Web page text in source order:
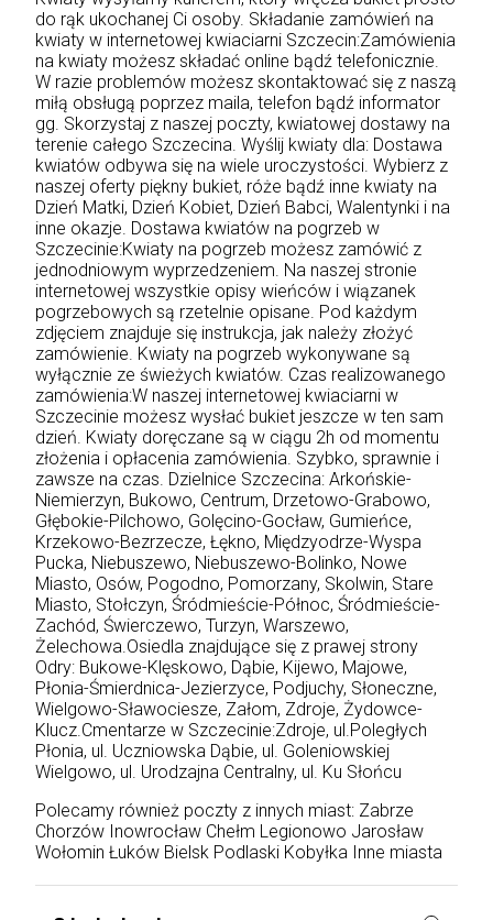
do rąk ukochanej Ci osoby. Składanie zamówień na
kwiaty w internetowej kwiaciarni Szczecin:Zamówienia
na kwiaty możesz składać online bądź telefonicznie.
W razie problemów możesz skontaktować się z naszą
miłą obsługą poprzez maila, telefon bądź informator
gg. Skorzystaj z naszej poczty, kwiatowej dostawy na
terenie całego Szczecina. Wyślij kwiaty dla: Dostawa
kwiatów odbywa się na wiele uroczystości. Wybierz z
naszej oferty piękny bukiet, róże bądź inne kwiaty na
Dzień Matki, Dzień Kobiet, Dzień Babci, Walentynki i na
inne okazje. Dostawa kwiatów na pogrzeb w
Szczecinie:Kwiaty na pogrzeb możesz zamówić z
jednodniowym wyprzedzeniem. Na naszej stronie
internetowej wszystkie opisy wieńców i wiązanek
pogrzebowych są rzetelnie opisane. Pod każdym
zdjęciem znajduje się instrukcja, jak należy złożyć
zamówienie. Kwiaty na pogrzeb wykonywane są
wyłącznie ze świeżych kwiatów. Czas realizowanego
zamówienia:W naszej internetowej kwiaciarni w
Szczecinie możesz wysłać bukiet jeszcze w ten sam
dzień. Kwiaty doręczane są w ciągu 2h od momentu
złożenia i opłacenia zamówienia. Szybko, sprawnie i
zawsze na czas. Dzielnice Szczecina: Arkońskie-
Niemierzyn, Bukowo, Centrum, Drzetowo-Grabowo,
Głębokie-Pilchowo, Golęcino-Gocław, Gumieńce,
Krzekowo-Bezrzecze, Łękno, Międzyodrze-Wyspa
Pucka, Niebuszewo, Niebuszewo-Bolinko, Nowe
Miasto, Osów, Pogodno, Pomorzany, Skolwin, Stare
Miasto, Stołczyn, Śródmieście-Północ, Śródmieście-
Zachód, Świerczewo, Turzyn, Warszewo,
Żelechowa.Osiedla znajdujące się z prawej strony
Odry: Bukowe-Klęskowo, Dąbie, Kijewo, Majowe,
Płonia-Śmierdnica-Jezierzyce, Podjuchy, Słoneczne,
Wielgowo-Sławociesze, Załom, Zdroje, Żydowce-
Klucz.Cmentarze w Szczecinie:Zdroje, ul.Poległych
Płonia, ul. Uczniowska Dąbie, ul. Goleniowskiej
Wielgowo, ul. Urodzajna Centralny, ul. Ku Słońcu
Polecamy również poczty z innych miast: Zabrze
Chorzów Inowrocław Chełm Legionowo Jarosław
Wołomin Łuków Bielsk Podlaski Kobyłka Inne miasta